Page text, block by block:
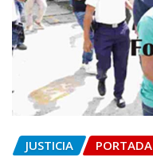
JUSTICIA PORTADA